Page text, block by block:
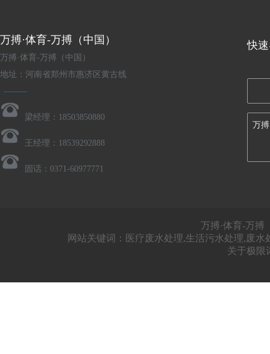
万搏·体育-万搏（中国）
万搏·体育-万搏（中国）
地址：河南省郑州市惠济区黄古线
梁经理：18503850880
王经理：18539292888
固话：0371-60977771
快
万
万搏·体育-万
网站关键词：医疗废水处理,生活污水处理,废
关于极限